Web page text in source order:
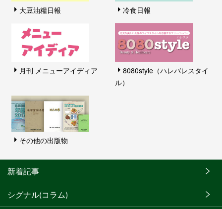
大豆油糧日報 冷食日報
月刊 メニューアイディア
8080style（ハレバレスタイ
ル）
その他の出版物
新着記事
シグナル(コラム)